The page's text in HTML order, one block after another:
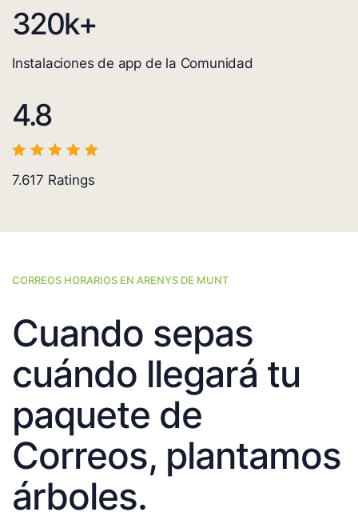
320k+
Instalaciones de app de la Comunidad
4.8
7.617 Ratings
CORREOS HORARIOS EN ARENYS DE MUNT
Cuando sepas
cuándo llegará tu
paquete de
Correos, plantamos
árboles.